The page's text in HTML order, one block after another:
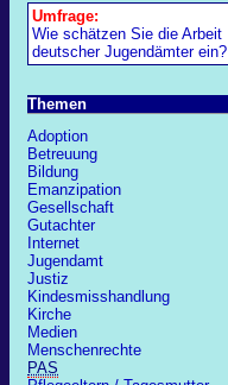
Umfrage:
Wie schätzen Sie die Arbeit
deutscher Jugendämter ein?
Themen
Adoption
Betreuung
Bildung
Emanzipation
Gesellschaft
Gutachter
Internet
Jugendamt
Justiz
Kindesmisshandlung
Kirche
Medien
Menschenrechte
PAS